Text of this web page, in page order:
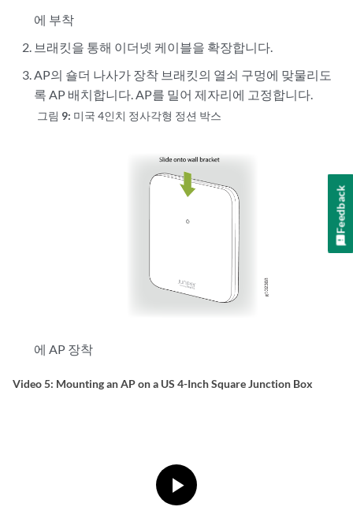
에 부착
브래킷을 통해 이더넷 케이블을 확장합니다.
AP의 숄더 나사가 장착 브래킷의 열쇠 구멍에 맞물리도
록 AP 배치합니다. AP를 밀어 제자리에 고정합니다.
그림 9: 미국 4인치 정사각형 정션 박스
에 AP 장착
Video 5: Mounting an AP on a US 4-Inch Square Junction Box
Feedback